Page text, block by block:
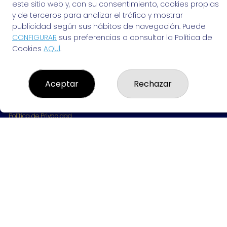
963691702
Clica aquí para contactar por WhatsApp
642061703
info@elvendedordesuenos.es
AVDA. CARDENAL BENLLOCH, 49
Valencia, 46021
LEGAL
Política de Privacidad
este sitio web y, con su consentimiento, cookies propias
y de terceros para analizar el tráfico y mostrar
publicidad según sus hábitos de navegación. Puede
CONFIGURAR sus preferencias o consultar la Política de
Cookies AQUÍ.
Aceptar Rechazar